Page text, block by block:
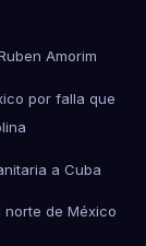
Amorim
por falla que
a Cuba
de México